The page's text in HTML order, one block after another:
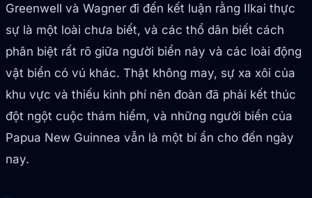
Greenwell và Wagner đi đến kết luận rằng Ilkai thực
sự là một loài chưa biết, và các thổ dân biết cách
phân biệt rất rõ giữa người biển này và các loài động
vật biển có vú khác. Thật không may, sự xa xôi của
khu vực và thiếu kinh phí nên đoàn đã phải kết thúc
đột ngột cuộc thám hiểm, và những người biển của
Papua New Guinnea vẫn là một bí ẩn cho đến ngày
nay.